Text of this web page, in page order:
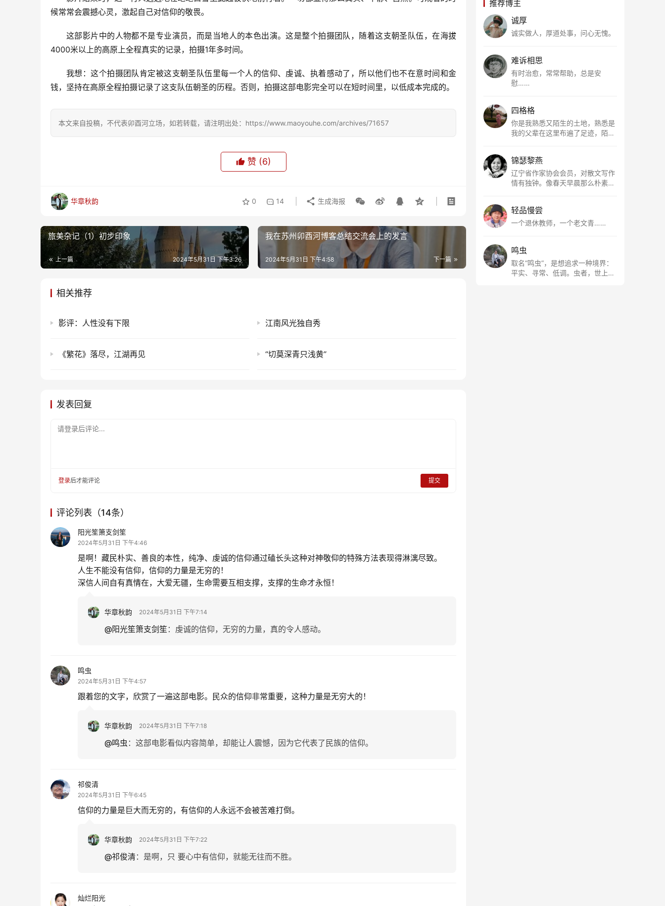
候常常会震撼心灵，激起自己对信仰的敬畏。
这部影片中的人物都不是专业演员，而是当地人的本色出演。这是整个拍摄团队，随着这支朝圣队伍，在海拔
4000米以上的高原上全程真实的记录，拍摄1年多时间。
我想：这个拍摄团队肯定被这支朝圣队伍里每一个人的信仰、虔诚、执着感动了，所以他们也不在意时间和金
钱，坚持在高原全程拍摄记录了这支队伍朝圣的历程。否则，拍摄这部电影完全可以在短时间里，以低成本完成的。
本文来自投稿，不代表卯酉河立场，如若转载，请注明出处：https://www.maoyouhe.com/archives/71657
赞 (6)
华章秋韵 0 14 生成海报
旅美杂记（1）初步印象
上一篇 2024年5月31日 下午3:26
我在苏州卯酉河博客总结交流会上的发言
下一篇
2024年5月31日 下午4:58
相关推荐
影评：人性没有下限 江南风光独自秀
《繁花》落尽，江湖再见 “切莫深青只浅黄”
发表回复
请登录后评论...
登录后才能评论 提交
评论列表（14条）
阳光笙箫支剑笙
2024年5月31日 下午4:46
是啊！藏民朴实、善良的本性，纯净、虔诚的信仰通过磕长头这种对神敬仰的特殊方法表现得淋漓尽致。
人生不能没有信仰，信仰的力量是无穷的！
深信人间自有真情在，大爱无疆，生命需要互相支撑，支撑的生命才永恒！
华章秋韵 2024年5月31日 下午7:14
@阳光笙箫支剑笙 ： 虔诚的信仰，无穷的力量，真的令人感动。
鸣虫
2024年5月31日 下午4:57
跟着您的文字，欣赏了一遍这部电影。民众的信仰非常重要，这种力量是无穷大的！
华章秋韵 2024年5月31日 下午7:18
@鸣虫 ： 这部电影看似内容简单，却能让人震憾，因为它代表了民族的信仰。
祁俊清
2024年5月31日 下午6:45
信仰的力量是巨大而无穷的，有信仰的人永远不会被苦难打倒。
华章秋韵 2024年5月31日 下午7:22
@祁俊清： 是啊，只 要心中有信仰，就能无往而不胜。
灿烂阳光
推荐博主
诚厚
诚实做人，厚道处事，问心无愧。
难诉相思
有时治愈，常常帮助，总是安
慰……
四格格
你是我熟悉又陌生的土地，熟悉是
我的父辈在这里布遍了足迹，陌生
根所在，我用文字慢慢认识你、慢
慢熟悉你。
锦瑟黎燕
辽宁省作家协会会员，对散文写作
情有独钟。像春天早晨那么朴素，
轻品慢尝
一个退休教师，一个老文青……
鸣虫
取名“鸣虫”，是想追求一种境界：
平实、寻常、低调。虫者，世上最